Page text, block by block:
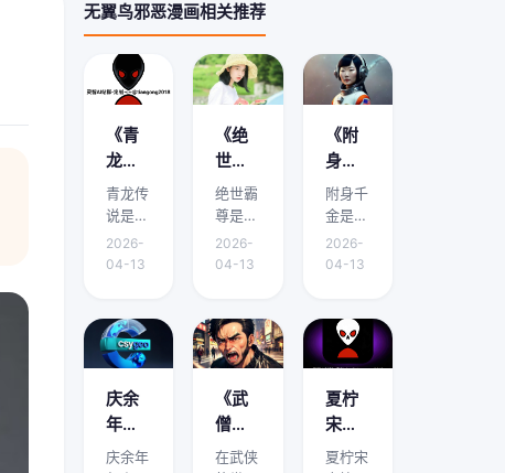
无翼鸟邪恶漫画相关推荐
《青
龙传
说》
剧情
介绍
在哪
有免
费阅
读下
载的
地方
吗？
青龙传
说是本
文的核
心主
绕它的
要点、
适用场
景和实
际操作
展开介
绍。在
2026-
04-13
《绝
世霸
尊》
剧情
介绍
是什
能免
费阅
读下
载？
绝世霸
尊是本
文的核
心主
绕它的
要点、
适用场
景和实
际操作
展开介
绍。域
2026-
04-13
《附
身千
金》
剧情
介绍
哪里
阅读
下载
渠道
有哪
些？
附身千
金是本
文的核
心主
绕它的
要点、
适用场
景和实
际操作
展开介
绍。我
2026-
04-13
庆余
年怎
么有
庆余年
《武
僧凶
猛》
在武侠
夏柠
宋少
钦小
夏柠宋